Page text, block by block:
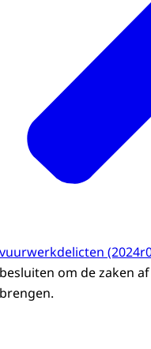
vuurwerkdelicten
besluiten om de zaken
brengen.